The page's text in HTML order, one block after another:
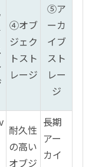
④オブ
ジェク
トスト
レージ
⑤ア
ーカ
イブ
スト
レー
ジ
耐久性
の高い
オブジ
長期
アー
カイ